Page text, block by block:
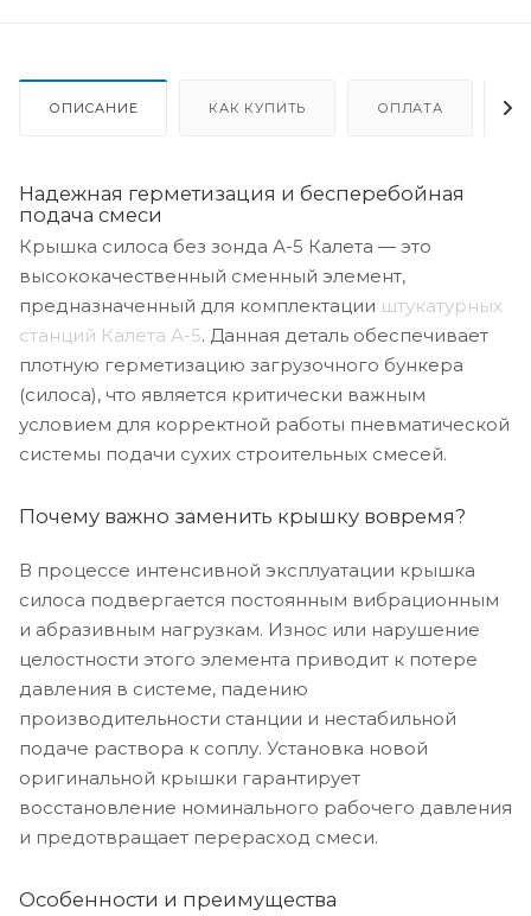
ОПИСАНИЕ КАК КУПИТЬ ОПЛАТА
Надежная герметизация и бесперебойная
подача смеси
Крышка силоса без зонда А-5 Калета — это
высококачественный сменный элемент,
предназначенный для комплектации штукатурных
станций Калета А-5. Данная деталь обеспечивает
плотную герметизацию загрузочного бункера
(силоса), что является критически важным
условием для корректной работы пневматической
системы подачи сухих строительных смесей.
Почему важно заменить крышку вовремя?
В процессе интенсивной эксплуатации крышка
силоса подвергается постоянным вибрационным
и абразивным нагрузкам. Износ или нарушение
целостности этого элемента приводит к потере
давления в системе, падению
производительности станции и нестабильной
подаче раствора к соплу. Установка новой
оригинальной крышки гарантирует
восстановление номинального рабочего давления
и предотвращает перерасход смеси.
Особенности и преимущества